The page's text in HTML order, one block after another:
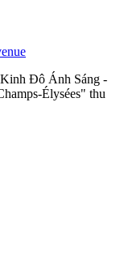
Đô Ánh Sáng -
Élysées" thu